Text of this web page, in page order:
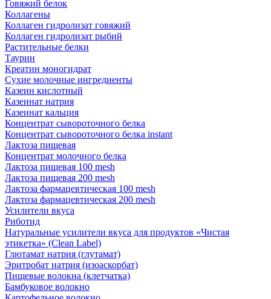
Говяжий белок
Коллагены
Коллаген гидролизат говяжий
Коллаген гидролизат рыбий
Растительные белки
Таурин
Креатин моногидрат
Сухие молочные ингредиенты
Казеин кислотный
Казеинат натрия
Казеинат кальция
Концентрат сывороточного белка
Концентрат сывороточного белка instant
Лактоза пищевая
Концентрат молочного белка
Лактоза пищевая 100 mesh
Лактоза пищевая 200 mesh
Лактоза фармацевтическая 100 mesh
Лактоза фармацевтическая 200 mesh
Усилители вкуса
Риботид
Натуральные усилители вкуса для продуктов «Чистая
этикетка» (Clean Label)
Глютамат натрия (глутамат)
Эритробат натрия (изоаскорбат)
Пищевые волокна (клетчатка)
Бамбуковое волокно